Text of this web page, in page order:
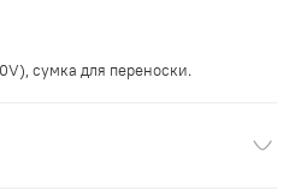
сумка для переноски.